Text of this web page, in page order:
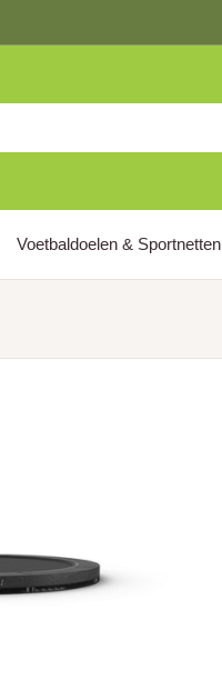
Voetbaldoelen & Sportnetten